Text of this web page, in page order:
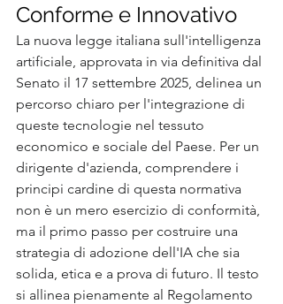
Conforme e Innovativo
La nuova legge italiana sull'intelligenza
artificiale, approvata in via definitiva dal
Senato il 17 settembre 2025, delinea un
percorso chiaro per l'integrazione di
queste tecnologie nel tessuto
economico e sociale del Paese. Per un
dirigente d'azienda, comprendere i
principi cardine di questa normativa
non è un mero esercizio di conformità,
ma il primo passo per costruire una
strategia di adozione dell'IA che sia
solida, etica e a prova di futuro. Il testo
si allinea pienamente al Regolamento